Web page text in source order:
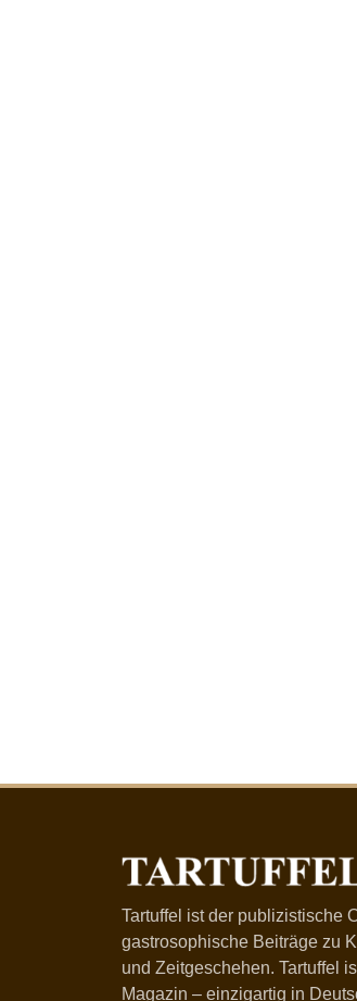
Tartuffel ist der publizistische
gastrosophische Beiträge zu
und Zeitgeschehen. Tartuffel
Magazin – einzigartig in